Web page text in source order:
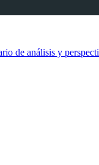
de análisis y